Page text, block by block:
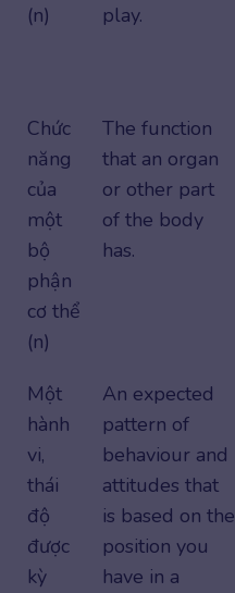
(n)
play.
Chức
năng
của
một
bộ
phận
cơ thể
(n)
The function
that an organ
or other part
of the body
has.
Một
hành
vi,
thái
độ
được
kỳ
An expected
pattern of
behaviour and
attitudes that
is based on the
position you
have in a